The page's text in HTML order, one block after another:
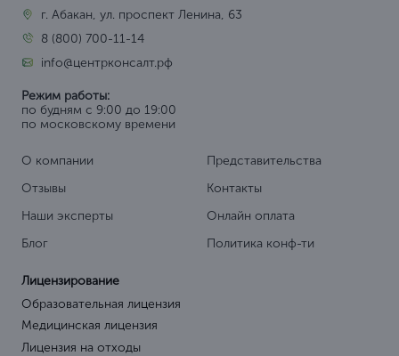
г. Абакан, ул. проспект Ленина, 63
8 (800) 700-11-14
info@центрконсалт.рф
Режим работы:
по будням с 9:00 до 19:00
по московскому времени
О компании
Отзывы
Наши эксперты
Блог
Представительства
Контакты
Онлайн оплата
Политика конф-ти
Лицензирование
Образовательная лицензия
Медицинская лицензия
Лицензия на отходы